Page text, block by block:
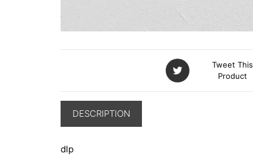
Tweet This
Product
DESCRIPTION
dlp